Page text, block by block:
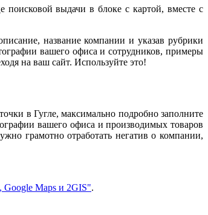
выдачи в блоке с картой, вместе с
название компании и указав рубрики
вашего офиса и сотрудников, примеры
на ваш сайт. Используйте это!
в Гугле, максимально подробно заполните
вашего офиса и производимых товаров
грамотно отработать негатив о компании,
Google Maps и 2GIS".